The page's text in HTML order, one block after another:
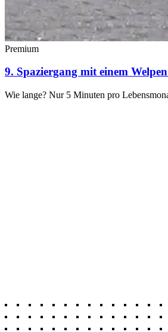
Premium
9. Spaziergang mit einem
Wie lange? Nur 5 Minuten pro